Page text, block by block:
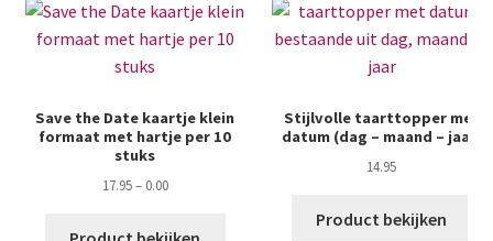
Save the Date kaartje klein
formaat met hartje per 10
stuks
17.95– 0.00
Stijlvolle taarttopper met
datum (dag – maand – jaar)
14.95
Product bekijken